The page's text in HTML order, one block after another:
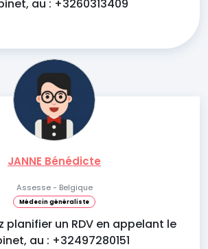
au : +3260313409
JANNE Bénédicte
Assesse - Belgique
Médecin généraliste
planifier un RDV en appelant le
au : +32497280151